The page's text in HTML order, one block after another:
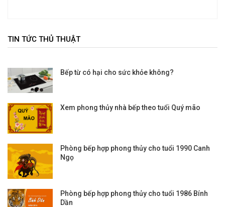
TIN TỨC THỦ THUẬT
Bếp từ có hại cho sức khỏe không?
Xem phong thủy nhà bếp theo tuổi Quý mão
Phòng bếp hợp phong thủy cho tuổi 1990 Canh
Ngọ
Phòng bếp hợp phong thủy cho tuổi 1986 Bính
Dần